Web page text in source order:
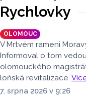
Třetím je vlečný vůz.
městě, jsou na jiných
depozitáři.
Rychlovky
OLOMOUC
V Mrtvém rameni
Informoval o tom
olomouckého
loňská revitalizace.
7. srpna 2026 v 9:26